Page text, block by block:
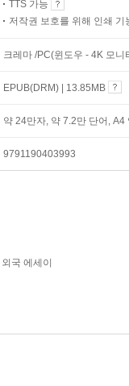
TTS 가능
저작권 보호를 위해 인쇄 기
크레마 /PC(윈도우 - 4K 모
EPUB(DRM) | 13.85MB
약 24만자, 약 7.2만 단어,
9791190403993
외국 에세이